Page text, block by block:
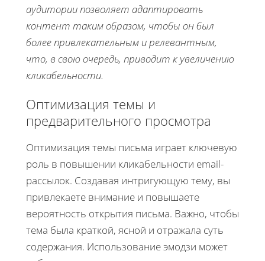
аудитории позволяет адаптировать
контент таким образом, чтобы он был
более привлекательным и релевантным,
что, в свою очередь, приводит к увеличению
кликабельности.
Оптимизация темы и
предварительного просмотра
Оптимизация темы письма играет ключевую
роль в повышении кликабельности email-
рассылок. Создавая интригующую тему, вы
привлекаете внимание и повышаете
вероятность открытия письма. Важно, чтобы
тема была краткой, ясной и отражала суть
содержания. Использование эмодзи может